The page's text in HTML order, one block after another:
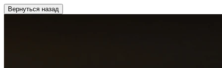
Вернуться назад